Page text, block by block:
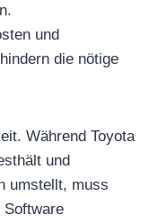
und
die nötige
Während Toyota
und
umstellt, muss
Software